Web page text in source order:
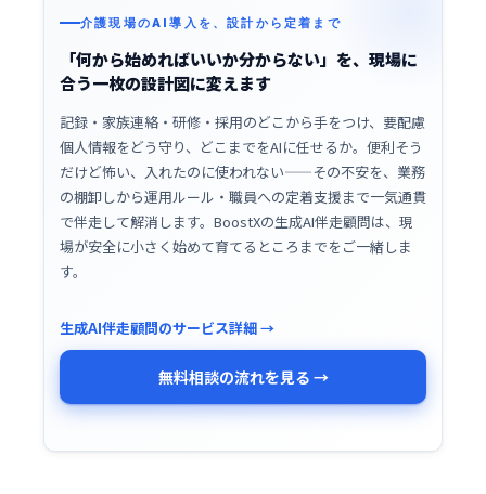
介護現場のAI導入を、設計から定着まで
「何から始めればいいか分からない」を、現場に
合う一枚の設計図に変えます
記録・家族連絡・研修・採用のどこから手をつけ、要配慮
個人情報をどう守り、どこまでをAIに任せるか。便利そう
だけど怖い、入れたのに使われない——その不安を、業務
の棚卸しから運用ルール・職員への定着支援まで一気通貫
で伴走して解消します。BoostXの生成AI伴走顧問は、現
場が安全に小さく始めて育てるところまでをご一緒しま
す。
生成AI伴走顧問のサービス詳細 →
無料相談の流れを見る →